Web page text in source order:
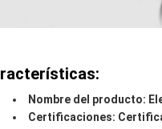
Nombre del producto:
Certificaciones: